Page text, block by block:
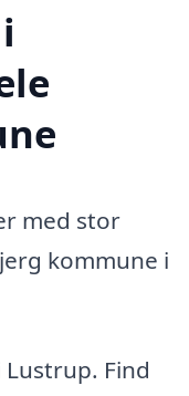
med stor
kommune i
Find